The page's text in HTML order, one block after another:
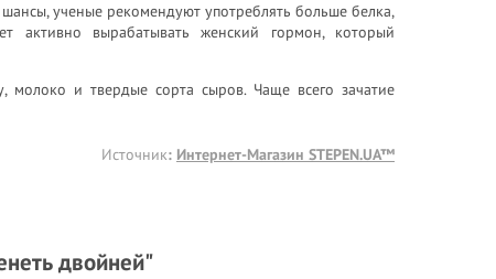
ученые рекомендуют употреблять больше белка,
активно вырабатывать женский гормон, который
и твердые сорта сыров. Чаще всего зачатие
Источник: Интернет-Магазин STEPEN.UA™
двойней"